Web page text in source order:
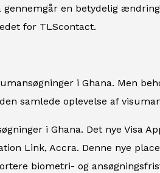
en betydelig
for TLScontact.
i Ghana. Men
samlede oplevelse af
i Ghana. Det nye Visa
Link, Accra. Denne nye
biometri- og